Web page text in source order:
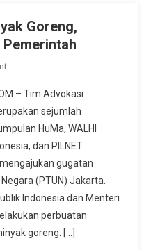
Goreng,
On
Jamin
Harga
Minyak
Goreng,
Masyarakat
Sipil
Gugat
Pemerintah
– Tim Advokasi
sejumlah
HuMa, WALHI
dan PILNET
gugatan
(PTUN) Jakarta.
Indonesia dan Menteri
perbuatan
goreng. […]